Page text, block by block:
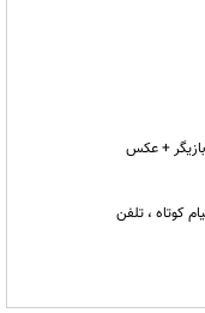
+ عکس
کوتاه ، تلفن